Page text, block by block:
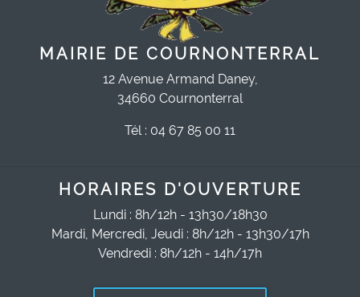
MAIRIE DE COURNONTERRAL
12 Avenue Armand Daney,
34660 Cournonterral
Tél : 04 67 85 00 11
HORAIRES D'OUVERTURE
Lundi : 8h/12h - 13h30/18h30
Mardi, Mercredi, Jeudi : 8h/12h - 13h30/17h
Vendredi : 8h/12h - 14h/17h